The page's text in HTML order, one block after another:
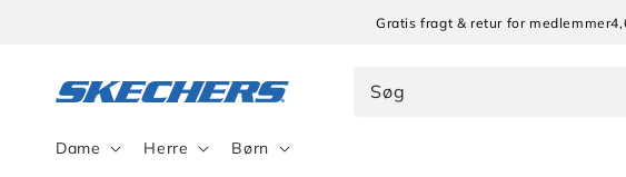
Gratis fragt & retur for medlemmer
Dame Herre Børn
Søg